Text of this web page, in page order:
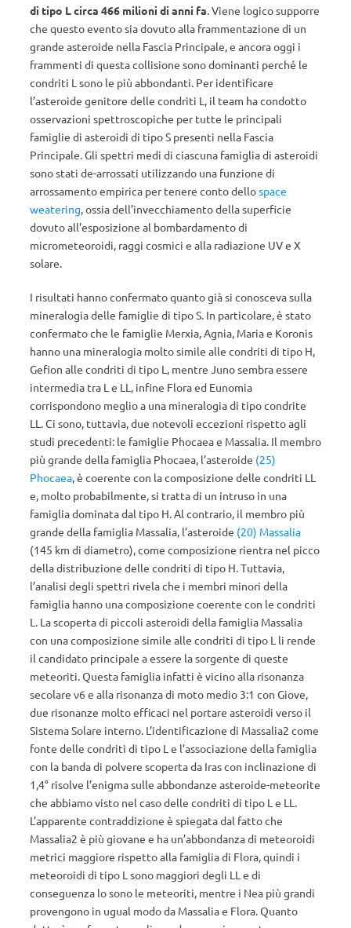
di tipo L circa 466 milioni di anni fa. Viene logico supporre
che questo evento sia dovuto alla frammentazione di un
grande asteroide nella Fascia Principale, e ancora oggi i
frammenti di questa collisione sono dominanti perché le
condriti L sono le più abbondanti. Per identificare
l’asteroide genitore delle condriti L, il team ha condotto
osservazioni spettroscopiche per tutte le principali
famiglie di asteroidi di tipo S presenti nella Fascia
Principale. Gli spettri medi di ciascuna famiglia di asteroidi
sono stati de-arrossati utilizzando una funzione di
arrossamento empirica per tenere conto dellospace
weatering, ossia dell’invecchiamento della superficie
dovuto all’esposizione al bombardamento di
micrometeoroidi, raggi cosmici e alla radiazione UV e X
solare.
I risultati hanno confermato quanto già si conosceva sulla
mineralogia delle famiglie di tipo S. In particolare, è stato
confermato che le famiglie Merxia, Agnia, Maria e Koronis
hanno una mineralogia molto simile alle condriti di tipo H,
Gefion alle condriti di tipo L, mentre Juno sembra essere
intermedia tra L e LL, infine Flora ed Eunomia
corrispondono meglio a una mineralogia di tipo condrite
LL. Ci sono, tuttavia, due notevoli eccezioni rispetto agli
studi precedenti: le famiglie Phocaea e Massalia. Il membro
più grande della famiglia Phocaea, l’asteroide (25)
Phocaea, è coerente con la composizione delle condriti LL
e, molto probabilmente, si tratta di un intruso in una
famiglia dominata dal tipo H. Al contrario, il membro più
grande della famiglia Massalia, l’asteroide (20) Massalia
(145 km di diametro), come composizione rientra nel picco
della distribuzione delle condriti di tipo H. Tuttavia,
l’analisi degli spettri rivela che i membri minori della
famiglia hanno una composizione coerente con le condriti
L. La scoperta di piccoli asteroidi della famiglia Massalia
con una composizione simile alle condriti di tipo L li rende
il candidato principale a essere la sorgente di queste
meteoriti. Questa famiglia infatti è vicino alla risonanza
secolare ν6 e alla risonanza di moto medio 3:1 con Giove,
due risonanze molto efficaci nel portare asteroidi verso il
Sistema Solare interno. L’identificazione di Massalia2 come
fonte delle condriti di tipo L e l’associazione della famiglia
con la banda di polvere scoperta da Iras con inclinazione di
1,4° risolve l’enigma sulle abbondanze asteroide-meteorite
che abbiamo visto nel caso delle condriti di tipo L e LL.
L’apparente contraddizione è spiegata dal fatto che
Massalia2 è più giovane e ha un’abbondanza di meteoroidi
metrici maggiore rispetto alla famiglia di Flora, quindi i
meteoroidi di tipo L sono maggiori degli LL e di
conseguenza lo sono le meteoriti, mentre i Nea più grandi
provengono in ugual modo da Massalia e Flora. Quanto